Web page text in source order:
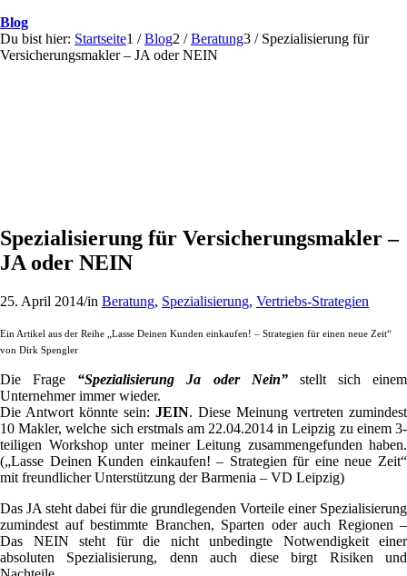
Blog
Du bist hier: Startseite1 / Blog2 / Beratung3 / Spezialisierung für
Versicherungsmakler – JA oder NEIN
Spezialisierung für Versicherungsmakler –
JA oder NEIN
25. April 2014/in Beratung, Spezialisierung, Vertriebs-Strategien
Ein Artikel aus der Reihe „Lasse Deinen Kunden einkaufen! – Strategien für einen neue Zeit“
von Dirk Spengler
Die Frage “Spezialisierung Ja oder Nein”stellt sich einem
Unternehmer immer wieder.
Die Antwort könnte sein: JEIN. Diese Meinung vertreten zumindest
10 Makler, welche sich erstmals am 22.04.2014 in Leipzig zu einem 3-
teiligen Workshop unter meiner Leitung zusammengefunden haben.
(„Lasse Deinen Kunden einkaufen! – Strategien für eine neue Zeit“
mit freundlicher Unterstützung der Barmenia – VD Leipzig)
Das JA steht dabei für die grundlegenden Vorteile einer Spezialisierung
zumindest auf bestimmte Branchen, Sparten oder auch Regionen –
Das NEIN steht für die nicht unbedingte Notwendigkeit einer
absoluten Spezialisierung, denn auch diese birgt Risiken und